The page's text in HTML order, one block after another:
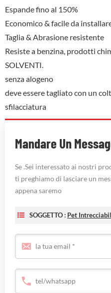
Espande fino al 150%
Economico & facile da
Taglia & Abrasione resistente
Resiste a benzina, prodotti
SOLVENTI.
senza alogeno
deve essere tagliato con un
sfilacciatura
Mandare Un
Se .Sei interessato ai nostri
ti preghiamo di lasciare un
appena saremo
SOGGETTO : Pet